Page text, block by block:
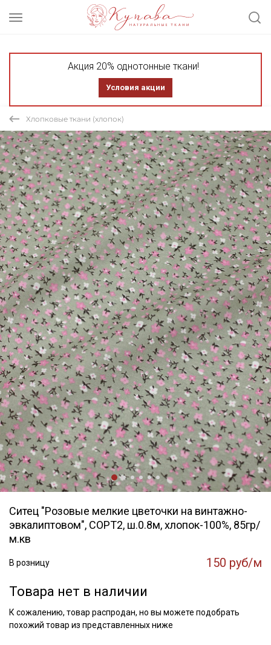
Акция 20% однотонные ткани!
Условия акции
Хлопковые ткани (хлопок)
Ситец "Розовые мелкие цветочки на винтажно-
эвкалиптовом", СОРТ2, ш.0.8м, хлопок-100%, 85гр/
м.кв
В розницу 150 руб/м
Товара нет в наличии
К сожалению, товар распродан, но вы можете подобрать
похожий товар из представленных ниже